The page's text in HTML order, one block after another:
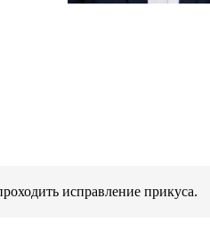
исправление прикуса.